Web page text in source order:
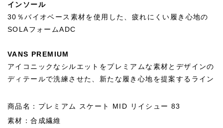
インソール
30％バイオベース素材を使用した、疲れにくい履き心地の
SOLAフォームADC
VANS PREMIUM
アイコニックなシルエットをプレミアムな素材とデザインの
ディテールで洗練させた、新たな履き心地を提案するライン
商品名：プレミアム スケート MID リイシュー 83
素材：合成繊維